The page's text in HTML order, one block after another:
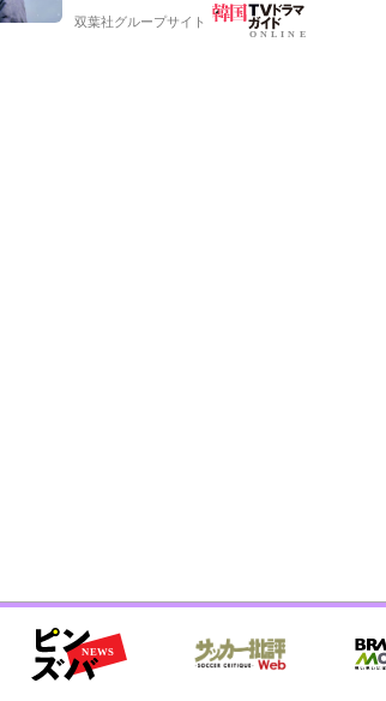
双葉社グループサイト